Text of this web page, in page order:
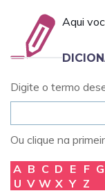
Aqui
Digite o termo
Ou clique na
A B C D E F G
U V W X Y Z